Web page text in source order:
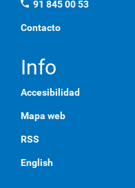
phone 91 845 00 53
Contacto
Info
Accesibilidad
Mapa web
RSS
English